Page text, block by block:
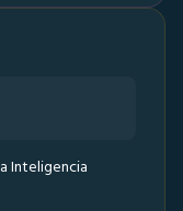
Inteligencia